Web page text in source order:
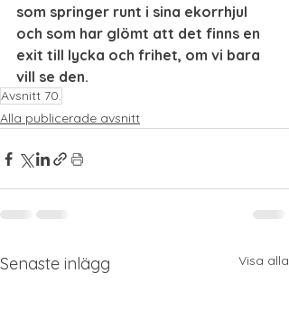
som springer runt i sina ekorrhjul
och som har glömt att det finns en
exit till lycka och frihet, om vi bara
vill se den.
Avsnitt 70.
Alla publicerade avsnitt
Senaste inlägg Visa alla